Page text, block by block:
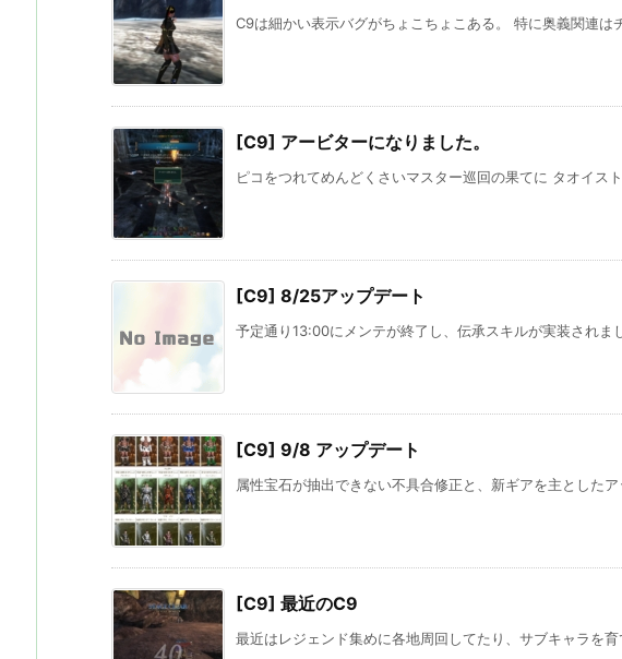
C9は細かい表示バグがちょこちょこある。 特に奥義関連は
[C9] アービターになりました。
ピコをつれてめんどくさいマスター巡回の果てに タオイス
[C9] 8/25アップデート
予定通り13:00にメンテが終了し、伝承スキルが実装されま
[C9] 9/8 アップデート
属性宝石が抽出できない不具合修正と、新ギアを主とした
[C9] 最近のC9
最近はレジェンド集めに各地周回してたり、サブキャラを